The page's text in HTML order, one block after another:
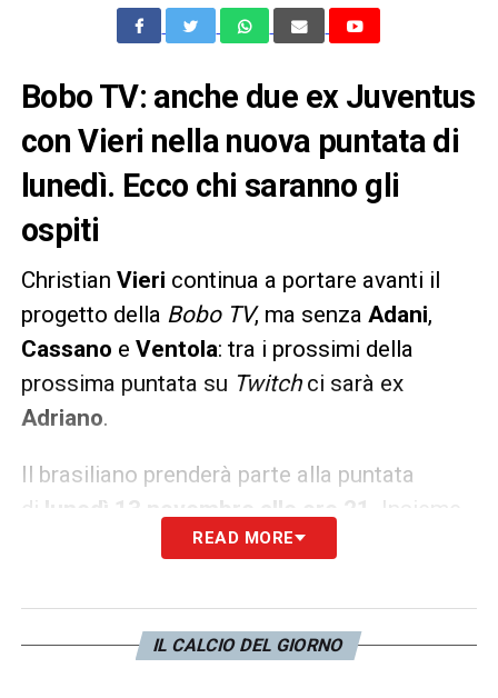
Bobo TV: anche due ex Juventus
con Vieri nella nuova puntata di
lunedì. Ecco chi saranno gli
ospiti
Christian Vieri continua a portare avanti il
progetto della Bobo TV, ma senza Adani,
Cassano e Ventola: tra i prossimi della
prossima puntata su Twitchci sarà ex
Adriano.
Il brasiliano prenderà parte alla puntata
di lunedì 13 novembre alle ore 21
. Insieme
JuventusMark
LA PLAYLIST DELLE NOSTRE TOP NEWS
READ MORE
IL CALCIO DEL GIORNO